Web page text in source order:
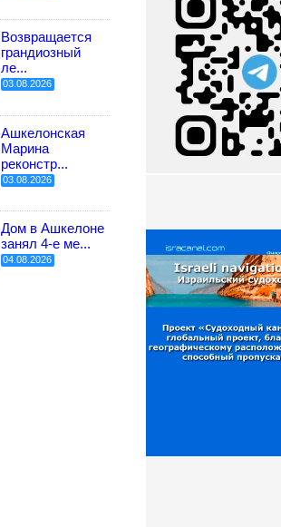
Возвращается
грандиозный
ле...
03.08.2026
Ашкелонская
Марина
реконстр...
03.08.2026
Дом в Ашкелоне
занял 4-е ме...
04.08.2026